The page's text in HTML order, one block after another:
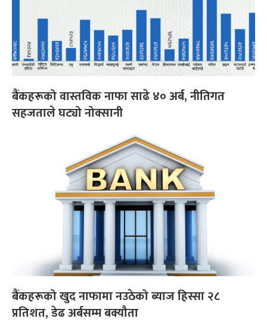
बैंकहरूको वास्तविक नाफा साढे ४० अर्ब, नीतिगत
सहजताले घट्यो नोक्सानी
बैंकहरूको खुद नाफामा नउठेको ब्याज हिस्सा २८
प्रतिशत, डेढ अर्बसम्म बक्यौता